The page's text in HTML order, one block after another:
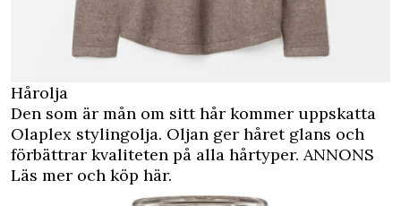
Hårolja
Den som är mån om sitt hår kommer uppskatta
Olaplex stylingolja. Oljan ger håret glans och
förbättrar kvaliteten på alla hårtyper. ANNONS
Läs mer och köp här.